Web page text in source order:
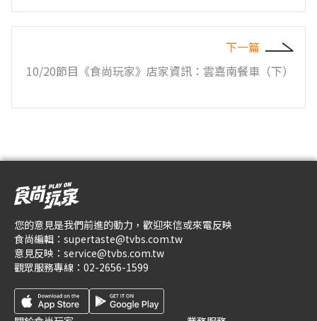
下一篇
10/20節目《食尚玩家》店家資訊：雲嘉南餐車（下）
您的意見是我們前進的動力，歡迎來信或來電反映
食尚編輯： supertaste@tvbs.com.tw
意見反映： service@tvbs.com.tw
觀眾服務專線： 02-2656-1599